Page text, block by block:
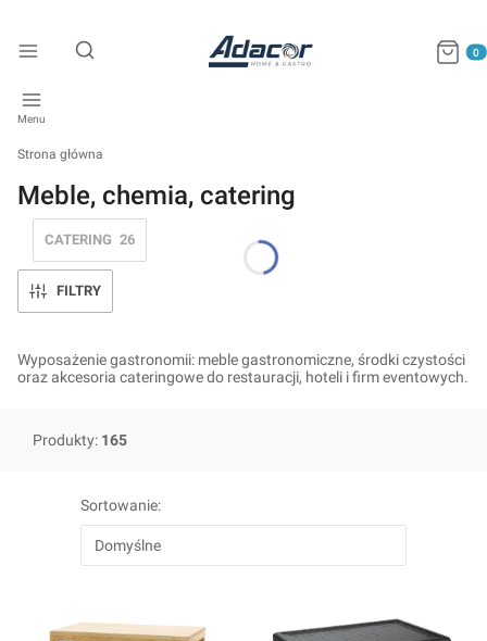
Otwórz wyszukiwarkę
Menu
Strona główna
Meble, chemia, catering
CATERING 26
FILTRY
Wyposażenie gastronomii: meble gastronomiczne, środki czystości
oraz akcesoria cateringowe do restauracji, hoteli i firm eventowych.
Produkty: 165
Sortowanie:
Domyślne